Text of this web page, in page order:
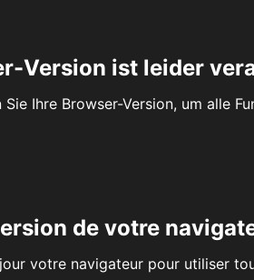
Version ist leider
Ihre Browser-Version, um alle
de votre
votre navigateur pour utiliser